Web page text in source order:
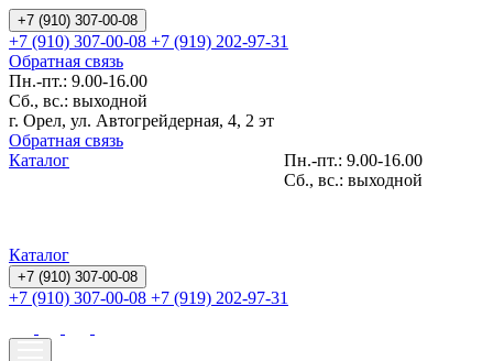
+7 (910) 307-00-08
+7 (910) 307-00-08 +7 (919) 202-97-31
Обратная связь
Пн.-пт.: 9.00-16.00
Сб., вс.: выходной
г. Орел, ул. Автогрейдерная, 4, 2 эт
Обратная связь
Пн.-пт.: 9.00-16.00
Сб., вс.: выходной
Каталог
Каталог
+7 (910) 307-00-08
+7 (910) 307-00-08 +7 (919) 202-97-31